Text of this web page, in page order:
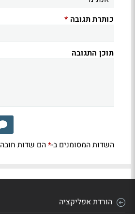
כותרת תגובה *
תוכן התגובה
השדות המסומנים ב-*הם שדות חובה
הורדת אפליקציה